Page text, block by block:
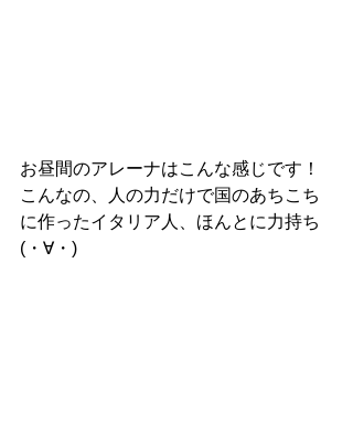
お昼間のアレーナはこんな感じです！
こんなの、人の力だけで国のあちこち
に作ったイタリア人、ほんとに力持ち
(・∀・)